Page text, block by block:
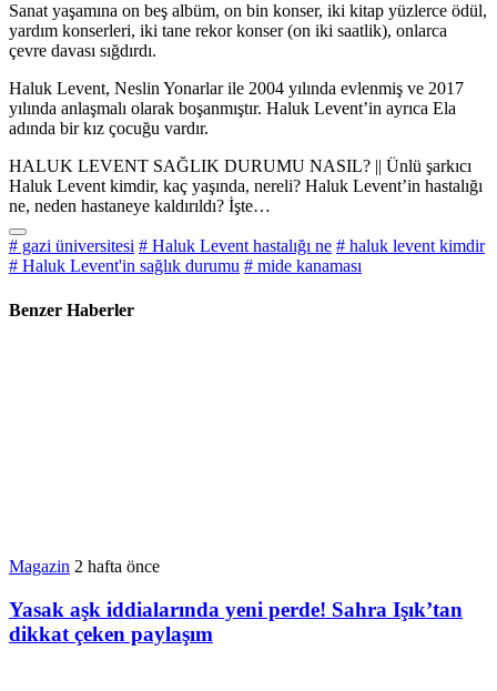
Sanat yaşamına on beş albüm, on bin konser, iki kitap yüzlerce ödül,
yardım konserleri, iki tane rekor konser (on iki saatlik), onlarca
çevre davası sığdırdı.
Haluk Levent, Neslin Yonarlar ile 2004 yılında evlenmiş ve 2017
yılında anlaşmalı olarak boşanmıştır. Haluk Levent’in ayrıca Ela
adında bir kız çocuğu vardır.
HALUK LEVENT SAĞLIK DURUMU NASIL? || Ünlü şarkıcı
Haluk Levent kimdir, kaç yaşında, nereli? Haluk Levent’in hastalığı
ne, neden hastaneye kaldırıldı? İşte…
# gazi üniversitesi # Haluk Levent hastalığı ne # haluk levent kimdir
# Haluk Levent'in sağlık durumu # mide kanaması
Benzer Haberler
Magazin 2 hafta önce
Yasak aşk iddialarında yeni perde! Sahra Işık’tan
dikkat çeken paylaşım